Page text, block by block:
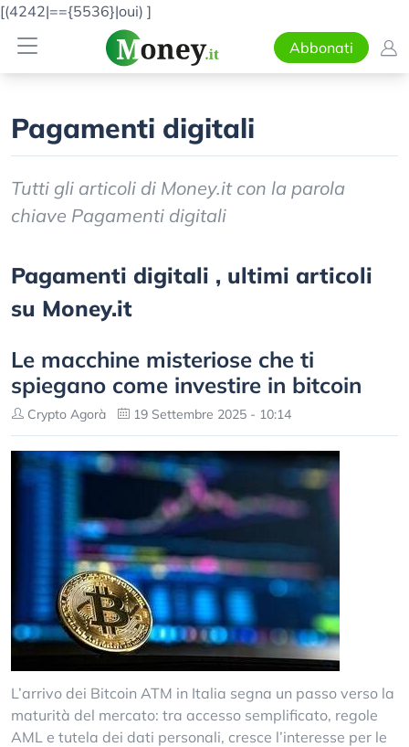
[(4242|=={5536}|oui) ]
Abbonati
Pagamenti digitali
Tutti gli articoli di Money.it con la parola
chiave Pagamenti digitali
Pagamenti digitali , ultimi articoli
su Money.it
Le macchine misteriose che ti
spiegano come investire in bitcoin
Crypto Agorà 19 Settembre 2025 - 10:14
L’arrivo dei Bitcoin ATM in Italia segna un passo verso la
maturità del mercato: tra accesso semplificato, regole
AML e tutela dei dati personali, cresce l’interesse per le